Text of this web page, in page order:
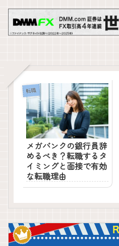
転職
メガバンクの銀行員辞
めるべき？転職するタ
イミングと面接で有効
な転職理由